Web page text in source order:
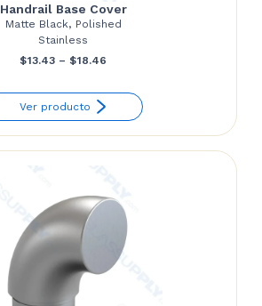
Handrail Base Cover
Matte Black, Polished
Stainless
$13.43 – $18.46
through
Ver producto